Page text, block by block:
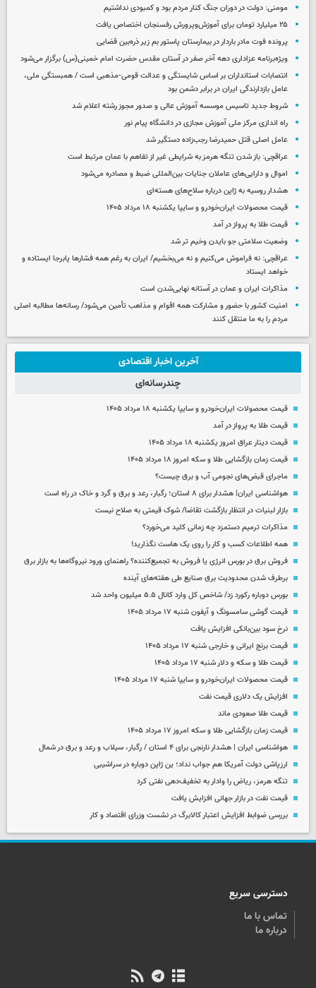
مومنی: دولت در دوران جنگ کنار مردم بود و کمبودی نداشتیم
۲۵ میلیارد تومان برای آموزش‌وپرورش رفسنجان اختصاص یافت
پرونده فوت مادر باردار در بیمارستان پاستور بم زیر ذره‌بین قضایی
ویژه‌برنامه عزاداری دهه آخر صفر در آستان مقدس حضرت امام خمینی(س) برگزار می‌شود
انتصابات استانداران بر اساس شایستگی و عدالت قومی-مذهبی است / همبستگی ملی،
عامل بازدارندگی ایران در برابر دشمن بود
شروط جدید تاسیس موسسه آموزش عالی و صدور مجوز رشته اعلام شد
راه اندازی مرکز ملی آموزش مجازی در دانشگاه پیام نور
عامل اصلی قتل حمیدرضا رجب‌زاده دستگیر شد
عراقچی: باز شدن تنگه هرمز به شرایطی غیر از تفاهم با عمان مرتبط است
اموال و دارایی‌های عاملان جنایات بین‌المللی ضبط و مصادره می‌شود
هشدار روسیه به ژاپن درباره سلاح‌های هسته‌ای
قیمت محصولات ایران‌خودرو و سایپا یکشنبه ۱۸ مرداد ۱۴۰۵
قیمت طلا به پرواز در آمد
وضعیت سلامتی جو بایدن وخیم تر شد
عراقچی: نه فراموش می‌کنیم و نه می‌بخشیم/ ایران به رغم همه فشارها پابرجا ایستاده و
خواهد ایستاد
مذاکرات ایران و عمان در آستانه نهایی‌شدن است
امنیت کشور با حضور و مشارکت همه اقوام و مذاهب تأمین می‌شود/ رسانه‌ها مطالبه اصلی
مردم را به ما منتقل کنند
آخرین اخبار اقتصادی
چندرسانه‌ای
قیمت محصولات ایران‌خودرو و سایپا یکشنبه ۱۸ مرداد ۱۴۰۵
قیمت طلا به پرواز در آمد
قیمت دینار عراق امروز یکشنبه ۱۸ مرداد ۱۴۰۵
قیمت زمان بازگشایی طلا و سکه امروز ۱۸ مرداد ۱۴۰۵
ماجرای قبض‌های نجومی آب و برق چیست؟
هواشناسی ایران| هشدار برای ۸ استان؛ رگبار، رعد و برق و گرد و خاک در راه است
بازار لبنیات در انتظار بازگشت تقاضا/ شوک قیمتی به صلاح نیست
مذاکرات ترمیم دستمزد چه زمانی کلید می‌خورد؟
همه اطلاعات کسب‌ و کار را روی یک هاست نگذارید!
فروش برق در بورس انرژی یا فروش به تجمیع‌کننده؟ راهنمای ورود نیروگاه‌ها به بازار برق
برطرف شدن محدودیت‌ برق صنایع طی هفته‌های آینده
بورس دوباره رکورد زد/ شاخص کل وارد کانال ۵.۵ میلیون واحد شد
قیمت گوشی سامسونگ و آیفون شنبه ۱۷ مرداد ۱۴۰۵
نرخ سود بین‌بانکی افزایش یافت
قیمت برنج ایرانی و خارجی شنبه ۱۷ مرداد ۱۴۰۵
قیمت طلا و سکه و دلار شنبه ۱۷ مرداد ۱۴۰۵
قیمت محصولات ایران‌خودرو و سایپا شنبه ۱۷ مرداد ۱۴۰۵
افزایش یک دلاری قیمت نفت
قیمت طلا صعودی ماند
قیمت زمان بازگشایی طلا و سکه امروز ۱۷ مرداد ۱۴۰۵
هواشناسی ایران | هشدار نارنجی برای ۴ استان / رگبار، سیلاب و رعد و برق در شمال
ارزپاشی دولت آمریکا هم جواب نداد؛ ین ژاپن دوباره در سراشیبی
تنگه هرمز، ریاض را وادار به تخفیف‌دهی نفتی کرد
قیمت نفت در بازار جهانی افزایش یافت
بررسی ضوابط افزایش اعتبار کالابرگ در نشست وزرای اقتصاد و کار
دسترسی سریع
تماس با ما
درباره ما